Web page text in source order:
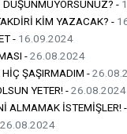
DÜŞÜNMÜYORSUNUZ? -
KİM YAZACAK? -
- 16.09.2024
-26.08.2024
ŞAŞIRMADIM -
YETER! -26.08.2024
ALMAMAK İSTEMİŞLER! -
26.08.2024